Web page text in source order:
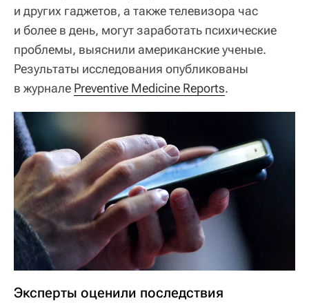
и других гаджетов, а также телевизора час
и более в день, могут заработать психические
проблемы, выяснили американские ученые.
Результаты исследования опубликованы
в журнале Preventive Medicine Reports.
Эксперты оценили последствия